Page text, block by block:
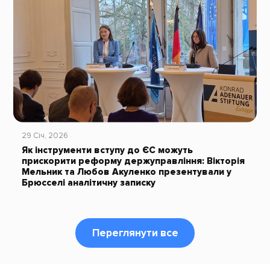
29 Січ, 2026
Як інструменти вступу до ЄС можуть
прискорити реформу держуправління: Вікторія
Мельник та Любов Акуленко презентували у
Брюсселі аналітичну записку
Переглянути все